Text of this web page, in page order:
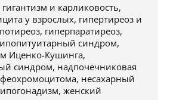
и карликовость,
у взрослых, гипертиреоз и
гиперпаратиреоз,
синдром,
Иценко-Кушинга,
синдром, надпочечниковая
феохромоцитома, несахарный
женский